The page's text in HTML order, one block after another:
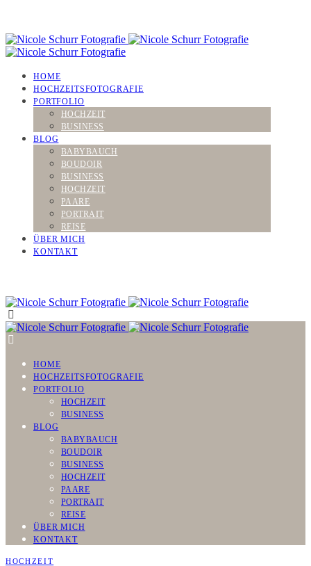
HOME
HOCHZEITSFOTOGRAFIE
PORTFOLIO
HOCHZEIT
BUSINESS
BLOG
BABYBAUCH
BOUDOIR
BUSINESS
HOCHZEIT
PAARE
PORTRAIT
REISE
ÜBER MICH
KONTAKT
HOME
HOCHZEITSFOTOGRAFIE
PORTFOLIO
HOCHZEIT
BUSINESS
BLOG
BABYBAUCH
BOUDOIR
BUSINESS
HOCHZEIT
PAARE
PORTRAIT
REISE
ÜBER MICH
KONTAKT
HOCHZEIT